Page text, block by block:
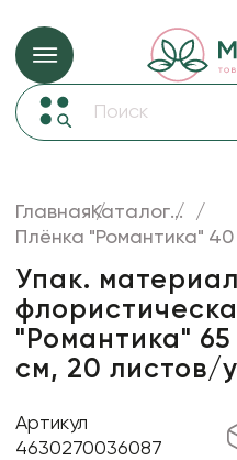
Упаковка для цветов и подарков
Коробки для цветов
Декор для дома
Сухоцветы
Лента
Товары для флористов
Пакеты для цветов и подарков
ГлавнаяКаталог...
Плёнка "Романтика" 40
Упак. материал
"Романтика"
см, 20 листов/
Артикул
4630270036087